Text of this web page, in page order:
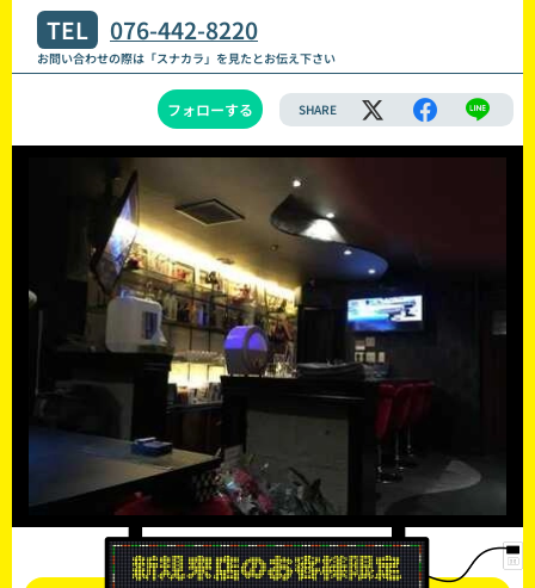
TEL 076-442-8220
お問い合わせの際は「スナカラ」を見たとお伝え下さい
フォローする SHARE